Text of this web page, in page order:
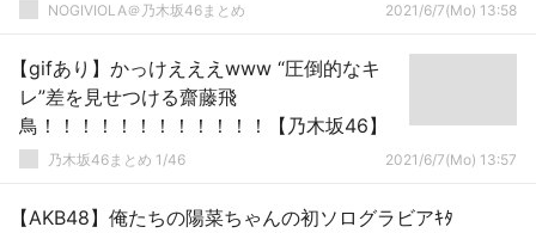
NOGIVIOLA＠乃木坂46まとめ 2021/6/7(Mo) 13:58
【gifあり】かっけえええwww “圧倒的なキ
レ”差を見せつける齋藤飛
鳥！！！！！！！！！！！！【乃木坂46】
乃木坂46まとめ 1/46 2021/6/7(Mo) 13:57
【AKB48】俺たちの陽菜ちゃんの初ソログラビアｷﾀ